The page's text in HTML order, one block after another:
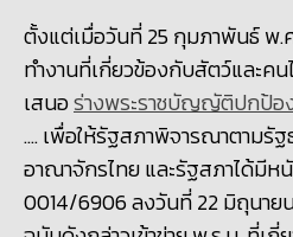
ตั้งแต่เมื่อวันที่ 25 กุมภาพันธ์ พ.
ทำงานที่เกี่ยวข้องกับสัตว์และคน
เสนอร่างพระราชบัญญัติปกป้อ
.... เพื่อให้รัฐสภาพิจารณาตามรั
อาณาจักรไทย และรัฐสภาได้มีห
0014/6906 ลงวันที่ 22 มิถุนาย